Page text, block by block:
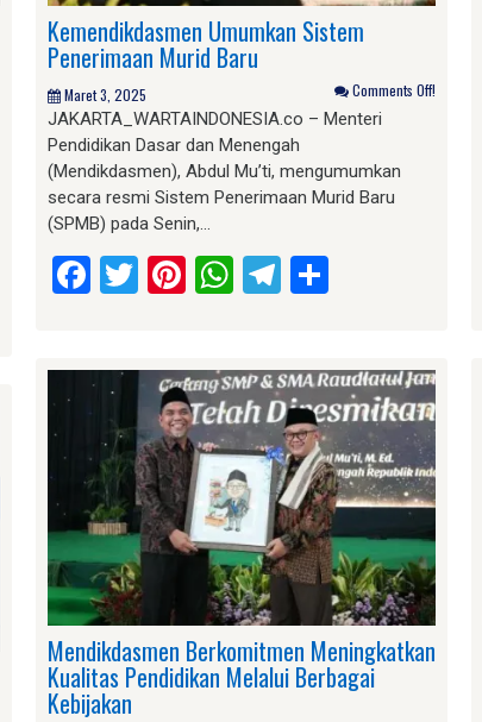
Kemendikdasmen Umumkan Sistem
Penerimaan Murid Baru
Maret 3, 2025 Comments Off!
JAKARTA_WARTAINDONESIA.co – Menteri
Pendidikan Dasar dan Menengah
(Mendikdasmen), Abdul Mu’ti, mengumumkan
secara resmi Sistem Penerimaan Murid Baru
(SPMB) pada Senin,…
Facebook
Twitter
Pinterest
WhatsApp
Telegram
Share
Mendikdasmen Berkomitmen Meningkatkan
Kualitas Pendidikan Melalui Berbagai
Kebijakan